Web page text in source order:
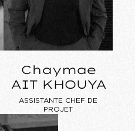
Chaymae
AIT KHOUYA
ASSISTANTE CHEF DE
PROJET